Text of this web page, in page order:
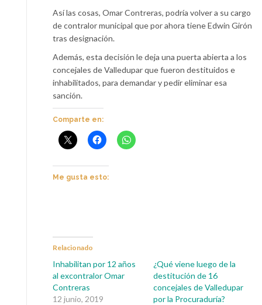
Así las cosas, Omar Contreras, podría volver a su cargo
de contralor municipal que por ahora tiene Edwin Girón
tras designación.
Además, esta decisión le deja una puerta abierta a los
concejales de Valledupar que fueron destituidos e
inhabilitados, para demandar y pedir eliminar esa
sanción.
Comparte en:
Me gusta esto:
Relacionado
Inhabilitan por 12 años
al excontralor Omar
Contreras
12 junio, 2019
¿Qué viene luego de la
destitución de 16
concejales de Valledupar
por la Procuraduría?